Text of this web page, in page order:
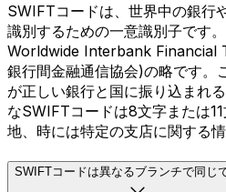
SWIFTコードは、世界中の銀行
識別するための一意識別子です
Worldwide Interbank Financial
銀行間金融通信協会)の略です。
が正しい銀行と国に振り込まれ
なSWIFTコードは8文字または
地、時には特定の支店に関する情
SWIFTコードは異なるブランチで同じ